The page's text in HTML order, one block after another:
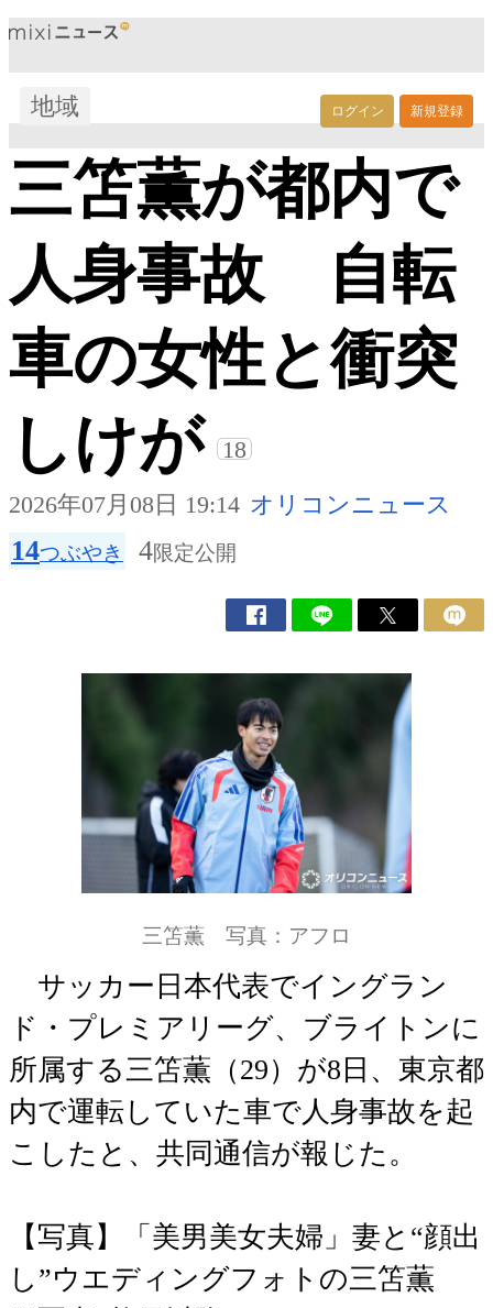
ログイン 新規登録
地域
三笘薫が都内で
人身事故 自転
車の女性と衝突
しけが
18
2026年07月08日 19:14 オリコンニュース
14つぶやき 4限定公開
三笘薫 写真：アフロ
サッカー日本代表でイングラン
ド・プレミアリーグ、ブライトンに
所属する三笘薫（29）が8日、東京都
内で運転していた車で人身事故を起
こしたと、共同通信が報じた。
【写真】「美男美女夫婦」妻と“顔出
し”ウエディングフォトの三笘薫